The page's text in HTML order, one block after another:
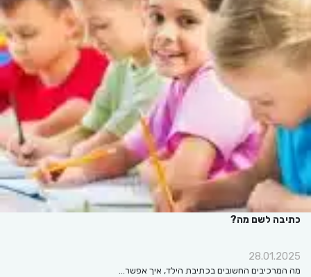
כתיבה לשם מה?
28.01.2025
מה המרכיבים החשובים בכתיבת הילד, איך אפשר…